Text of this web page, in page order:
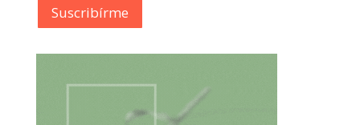
Suscribírme